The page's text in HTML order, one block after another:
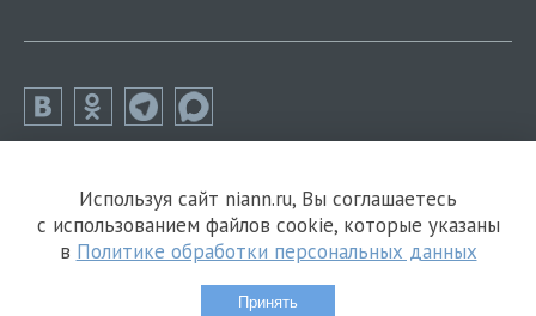
Используя сайт niann.ru, Вы соглашаетесь
с использованием файлов cookie, которые указаны
в Политике обработки персональных данных
Принять